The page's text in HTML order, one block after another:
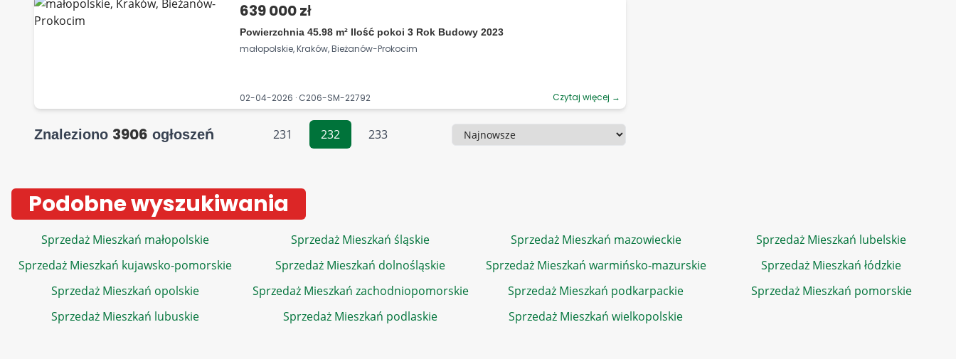
639 000 zł
Powierzchnia 45.98 m² Ilość pokoi 3 Rok Budowy 2023
małopolskie, Kraków, Bieżanów-Prokocim
02-04-2026 · C206-SM-22792 Czytaj więcej →
Znaleziono 3906 ogłoszeń 231 232 233 Sortowanie
Podobne wyszukiwania
Sprzedaż Mieszkań małopolskie Sprzedaż Mieszkań śląskie Sprzedaż Mieszkań mazowieckie
Sprzedaż Mieszkań lubelskie
Sprzedaż Mieszkań kujawsko-pomorskie
Sprzedaż Mieszkań dolnośląskie Sprzedaż Mieszkań warmińsko-mazurskie
Sprzedaż Mieszkań łódzkie
Sprzedaż Mieszkań opolskie
Sprzedaż Mieszkań zachodniopomorskie Sprzedaż Mieszkań podkarpackie
Sprzedaż Mieszkań pomorskie
Sprzedaż Mieszkań lubuskie
Sprzedaż Mieszkań podlaskie Sprzedaż Mieszkań wielkopolskie